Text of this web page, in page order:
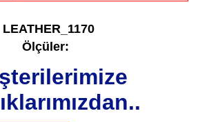
LEATHER_1170
Ölçüler: